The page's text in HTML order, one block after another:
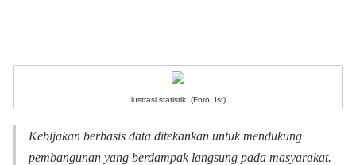
Ilustrasi statistik. (Foto: Ist).
Kebijakan berbasis data ditekankan untuk mendukung
pembangunan yang berdampak langsung pada masyarakat.